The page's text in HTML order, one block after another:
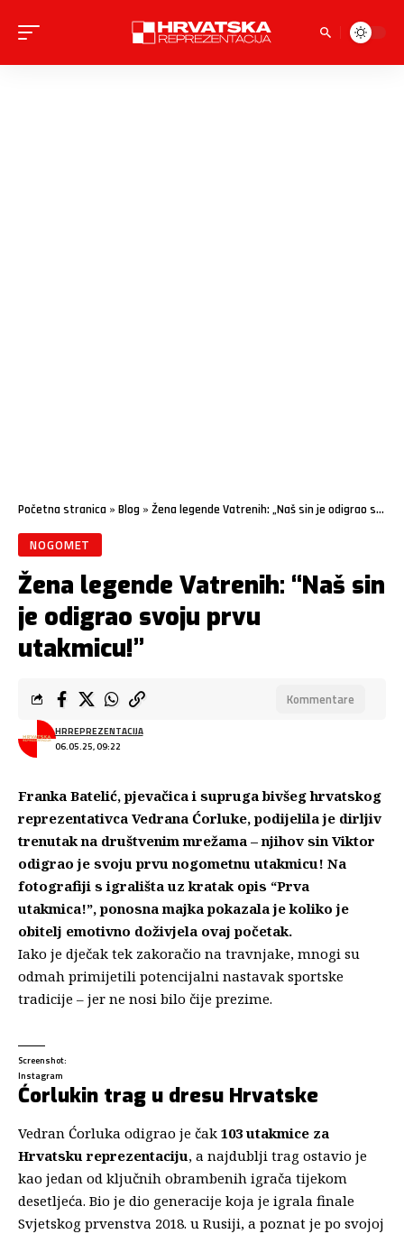
Početna stranica » Blog » Žena legende Vatrenih: „Naš sin je odigrao svoju prvu utakmicu!“
NOGOMET
Žena legende Vatrenih: “Naš sin
je odigrao svoju prvu
utakmicu!”
06.05.25, 09:22
HRREPREZENTACIJA
Kommentare
Franka Batelić, pjevačica i supruga bivšeg hrvatskog
reprezentativca Vedrana Ćorluke, podijelila je dirljiv
trenutak na društvenim mrežama – njihov sin Viktor
odigrao je svoju prvu nogometnu utakmicu! Na
fotografiji s igrališta uz kratak opis “Prva
utakmica!”, ponosna majka pokazala je koliko je
obitelj emotivno doživjela ovaj početak.
Iako je dječak tek zakoračio na travnjake, mnogi su
odmah primijetili potencijalni nastavak sportske
tradicije – jer ne nosi bilo čije prezime.
Screenshot:
Instagram
Ćorlukin trag u dresu Hrvatske
Vedran Ćorluka odigrao je čak 103 utakmice za
Hrvatsku reprezentaciju, a najdublji trag ostavio je
kao jedan od ključnih obrambenih igrača tijekom
desetljeća. Bio je dio generacije koja je igrala finale
Svjetskog prvenstva 2018. u Rusiji, a poznat je po svojoj